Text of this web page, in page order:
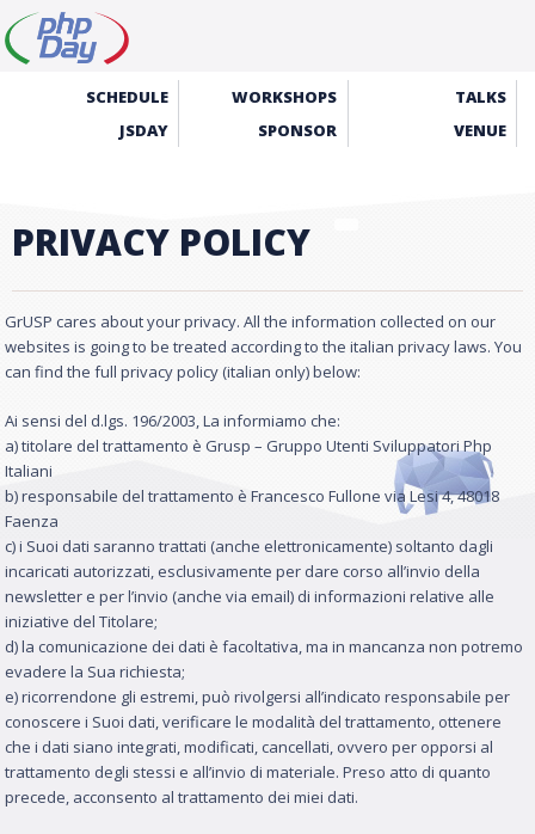
SCHEDULE WORKSHOPS
TALKS
JSDAY
SPONSOR VENUE
PRIVACY POLICY
GrUSP cares about your privacy. All the information collected on our
websites is going to be treated according to the italian privacy laws. You
can find the full privacy policy (italian only) below:
Ai sensi del d.lgs. 196/2003, La informiamo che:
a) titolare del trattamento è Grusp – Gruppo Utenti Sviluppatori Php
Italiani
b) responsabile del trattamento è Francesco Fullone via Lesi 4, 48018
Faenza
c) i Suoi dati saranno trattati (anche elettronicamente) soltanto dagli
incaricati autorizzati, esclusivamente per dare corso all’invio della
newsletter e per l’invio (anche via email) di informazioni relative alle
iniziative del Titolare;
d) la comunicazione dei dati è facoltativa, ma in mancanza non potremo
evadere la Sua richiesta;
e) ricorrendone gli estremi, può rivolgersi all’indicato responsabile per
conoscere i Suoi dati, verificare le modalità del trattamento, ottenere
che i dati siano integrati, modificati, cancellati, ovvero per opporsi al
trattamento degli stessi e all’invio di materiale. Preso atto di quanto
precede, acconsento al trattamento dei miei dati.